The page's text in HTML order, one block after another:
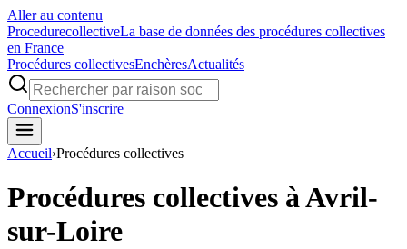
Aller au contenu
ProcedurecollectiveLa base de données des procédures collectives
en France
Procédures collectivesEnchèresActualités
ConnexionS'inscrire
Accueil›Procédures collectives
Procédures collectives à Avril-
sur-Loire